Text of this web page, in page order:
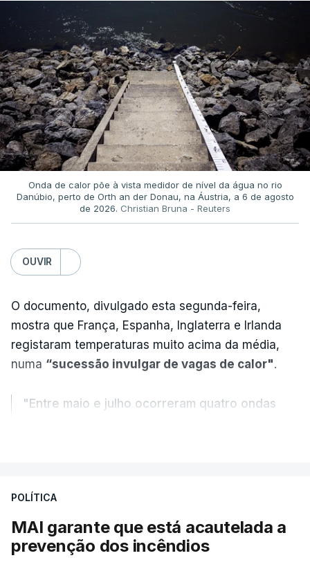
Onda de calor põe à vista medidor de nível da água no rio
Danúbio, perto de Orth an der Donau, na Áustria, a 6 de agosto
de 2026. Christian Bruna - Reuters
OUVIR
O documento, divulgado esta segunda-feira,
mostra que França, Espanha, Inglaterra e Irlanda
registaram temperaturas muito acima da média,
numa “sucessão invulgar de vagas de calor".
"Entre maio e julho ocorreram quatro ondas
temperaturas recorde, também a
ajudou
Pelo contrário, a precipitação manteve-se
POLÍTICA
MAI garante que está acautelada a
prevenção dos incêndios